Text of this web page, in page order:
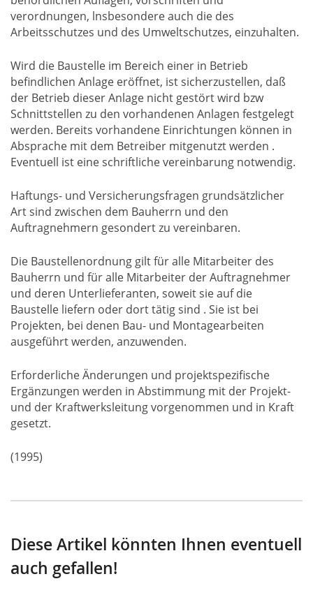
verordnungen, lnsbesondere auch die des
Arbeitsschutzes und des Umweltschutzes, einzuhalten.
Wird die Baustelle im Bereich einer in Betrieb
befindlichen Anlage eröffnet, ist sicherzustellen, daß
der Betrieb dieser Anlage nicht gestört wird bzw
Schnittstellen zu den vorhandenen Anlagen festgelegt
werden. Bereits vorhandene Einrichtungen können in
Absprache mit dem Betreiber mitgenutzt werden .
Eventuell ist eine schriftliche vereinbarung notwendig.
Haftungs- und Versicherungsfragen grundsätzlicher
Art sind zwischen dem Bauherrn und den
Auftragnehmern gesondert zu vereinbaren.
Die Baustellenordnung gilt für alle Mitarbeiter des
Bauherrn und für alle Mitarbeiter der Auftragnehmer
und deren Unterlieferanten, soweit sie auf die
Baustelle liefern oder dort tätig sind . Sie ist bei
Projekten, bei denen Bau- und Montagearbeiten
ausgeführt werden, anzuwenden.
Erforderliche Änderungen und projektspezifische
Ergänzungen werden in Abstimmung mit der Projekt-
und der Kraftwerksleitung vorgenommen und in Kraft
gesetzt.
(1995)
Diese Artikel könnten Ihnen eventuell
auch gefallen!